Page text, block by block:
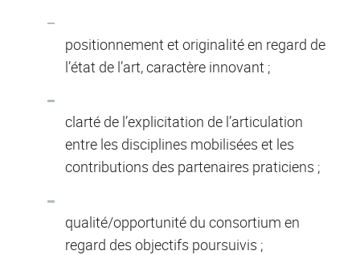
positionnement et originalité en regard de
l’état de l’art, caractère innovant ;
clarté de l’explicitation de l’articulation
entre les disciplines mobilisées et les
contributions des partenaires praticiens ;
qualité/opportunité du consortium en
regard des objectifs poursuivis ;